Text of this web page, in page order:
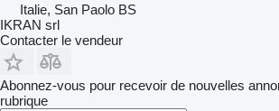
Italie, San Paolo BS
IKRAN srl
Contacter le vendeur
Abonnez-vous pour recevoir de nouvelles
rubrique